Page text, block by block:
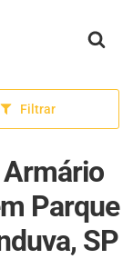
Filtrar
Parque
SP